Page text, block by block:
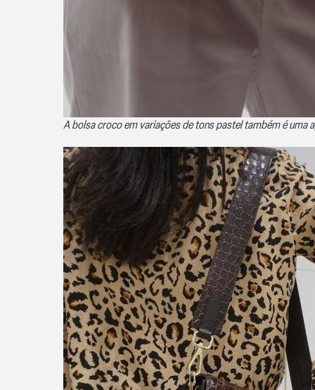
A bolsa croco em variações de tons pastel também é uma